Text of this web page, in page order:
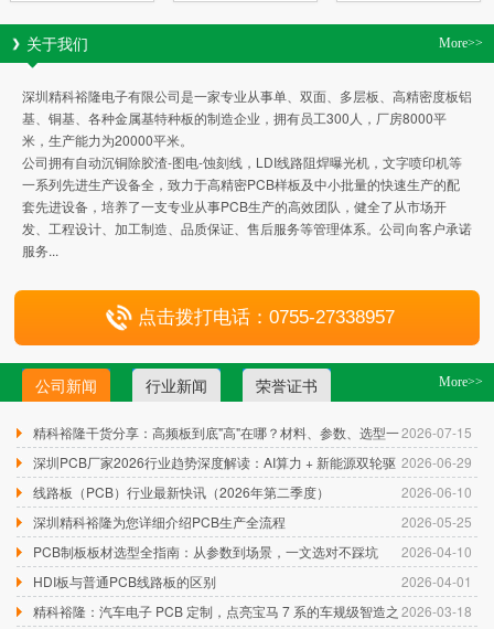
More>>
关于我们
深圳精科裕隆电子有限公司是一家专业从事单、双面、多层板、高精密度板铝
基、铜基、各种金属基特种板的制造企业，拥有员工300人，厂房8000平
米，生产能力为20000平米。
公司拥有自动沉铜除胶渣-图电-蚀刻线，LDI线路阻焊曝光机，文字喷印机等
一系列先进生产设备全，致力于高精密PCB样板及中小批量的快速生产的配
套先进设备，培养了一支专业从事PCB生产的高效团队，健全了从市场开
发、工程设计、加工制造、品质保证、售后服务等管理体系。公司向客户承诺
服务...
点击拨打电话：0755-27338957
More>>
公司新闻 行业新闻 荣誉证书
2026-07-15
精科裕隆干货分享：高频板到底"高"在哪？材料、参数、选型一
篇讲透
2026-06-29
深圳PCB厂家2026行业趋势深度解读：AI算力 + 新能源双轮驱
动，精密线路板迎来爆发期
2026-06-10
线路板（PCB）行业最新快讯（2026年第二季度）
2026-05-25
深圳精科裕隆为您详细介绍PCB生产全流程
2026-04-10
PCB制板板材选型全指南：从参数到场景，一文选对不踩坑
2026-04-01
HDI板与普通PCB线路板的区别
2026-03-18
精科裕隆：汽车电子 PCB 定制，点亮宝马 7 系的车规级智造之